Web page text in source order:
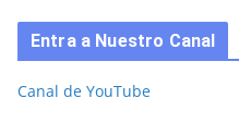
Entra a Nuestro Canal
Canal de YouTube